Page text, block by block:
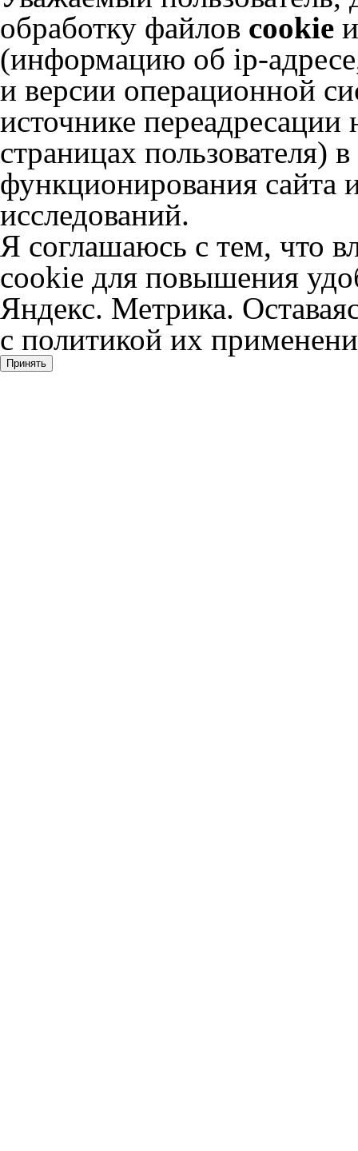
обработку файлов cookie
(информацию об ip-адресе
и версии операционной
источнике
страницах пользователя)
функционирования сайта
исследований.
Я соглашаюсь с тем, что
cookie для повышения
Яндекс. Метрика.
с политикой их
Принять